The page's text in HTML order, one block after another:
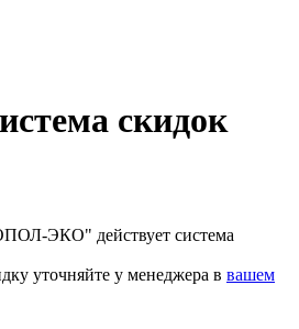
скидок
ЭКО" действует система
уточняйте у менеджера в вашем